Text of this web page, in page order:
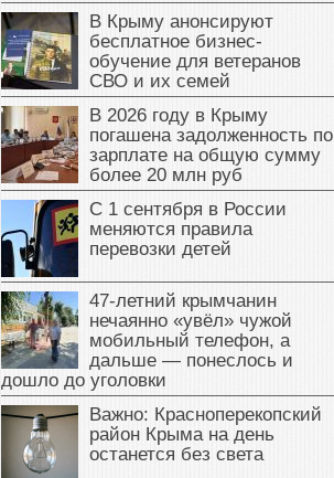
В Крыму анонсируют
бесплатное бизнес-
обучение для ветеранов
СВО и их семей
В 2026 году в Крыму
погашена задолженность по
зарплате на общую сумму
более 20 млн руб
С 1 сентября в России
меняются правила
перевозки детей
47‑летний крымчанин
нечаянно «увёл» чужой
мобильный телефон, а
дальше — понеслось и
дошло до уголовки
Важно: Красноперекопский
район Крыма на день
останется без света